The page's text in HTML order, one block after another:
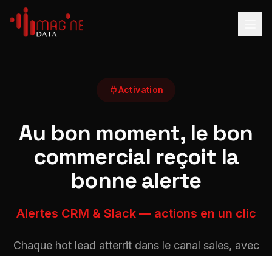
Activation
Au bon moment, le bon
commercial reçoit la
bonne alerte
Alertes CRM & Slack — actions en un clic
Chaque hot lead atterrit dans le canal sales, avec